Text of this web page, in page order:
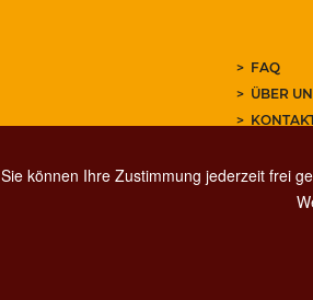
FAQ
ÜBER
Sie können Ihre Zustimmung jederzeit frei